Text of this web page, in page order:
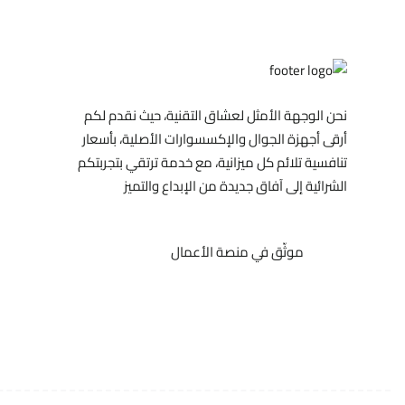
نحن الوجهة الأمثل لعشاق التقنية، حيث نقدم لكم
أرقى أجهزة الجوال والإكسسوارات الأصلية، بأسعار
تنافسية تلائم كل ميزانية، مع خدمة ترتقي بتجربتكم
الشرائية إلى آفاق جديدة من الإبداع والتميز
موثّق في منصة الأعمال